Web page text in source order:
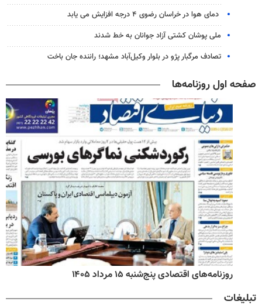
دمای هوا در خراسان رضوی ۴ درجه افزایش می یابد
ملی پوشان کشتی آزاد جوانان به خط شدند
تصادف مرگبار پژو در بلوار وکیل‌آباد مشهد؛ راننده جان باخت
صفحه اول روزنامه‌ها
روزنامه‌های اقتصادی پنج‌شنبه ۱۵ مرداد ۱۴۰۵
تبلیغات